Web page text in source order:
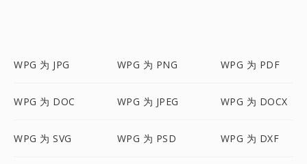
WPG 为 JPG WPG 为 PNG WPG 为 PDF
WPG 为 DOC WPG 为 JPEG WPG 为 DOCX
WPG 为 SVG WPG 为 PSD WPG 为 DXF